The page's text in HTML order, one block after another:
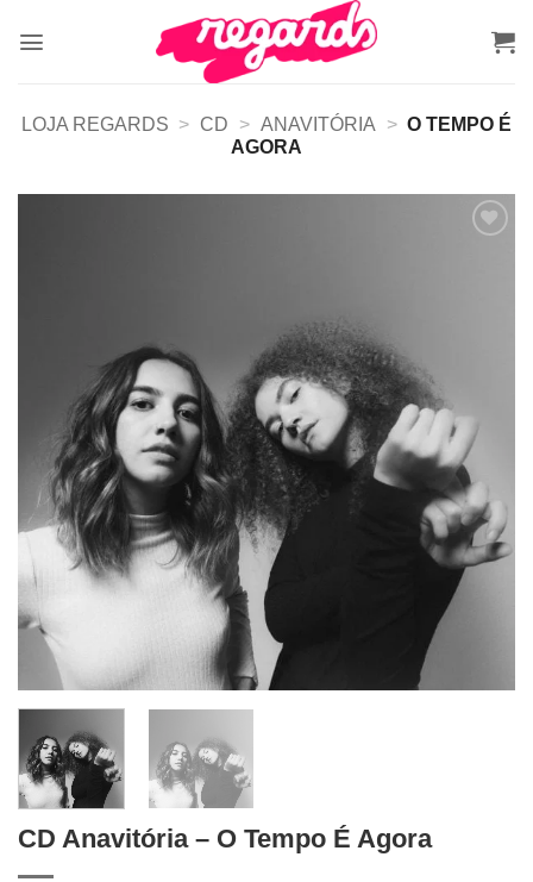
LOJA REGARDS > CD > ANAVITÓRIA > O TEMPO É
AGORA
CD Anavitória – O Tempo É Agora